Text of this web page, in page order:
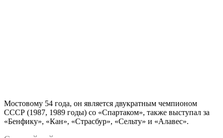
Мостовому 54 года, он является двукратным чемпионом
СССР (1987, 1989 годы) со «Спартаком», также выступал за
«Бенфику», «Кан», «Страсбур», «Сельту» и «Алавес».